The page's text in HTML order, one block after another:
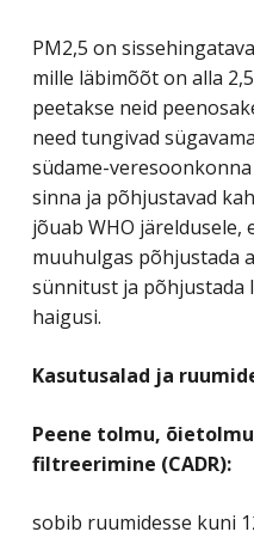
PM2,5 on
mille läbimõõt on alla
peetakse neid
need tungivad
südame-
sinna ja põhjustavad
jõuab WHO järeldusele,
muuhulgas põhjustada
sünnitust ja põhjustada
haigusi.
Kasutusalad ja
Peene tolmu,
filtreerimine (CADR):
sobib ruumidesse kuni